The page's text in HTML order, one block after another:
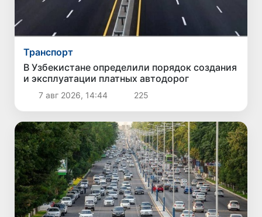
Транспорт
В Узбекистане определили порядок создания
и эксплуатации платных автодорог
7 авг 2026, 14:44 225